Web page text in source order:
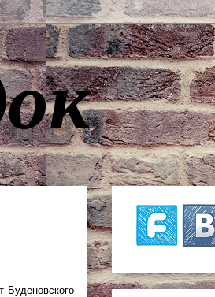
Буденовского